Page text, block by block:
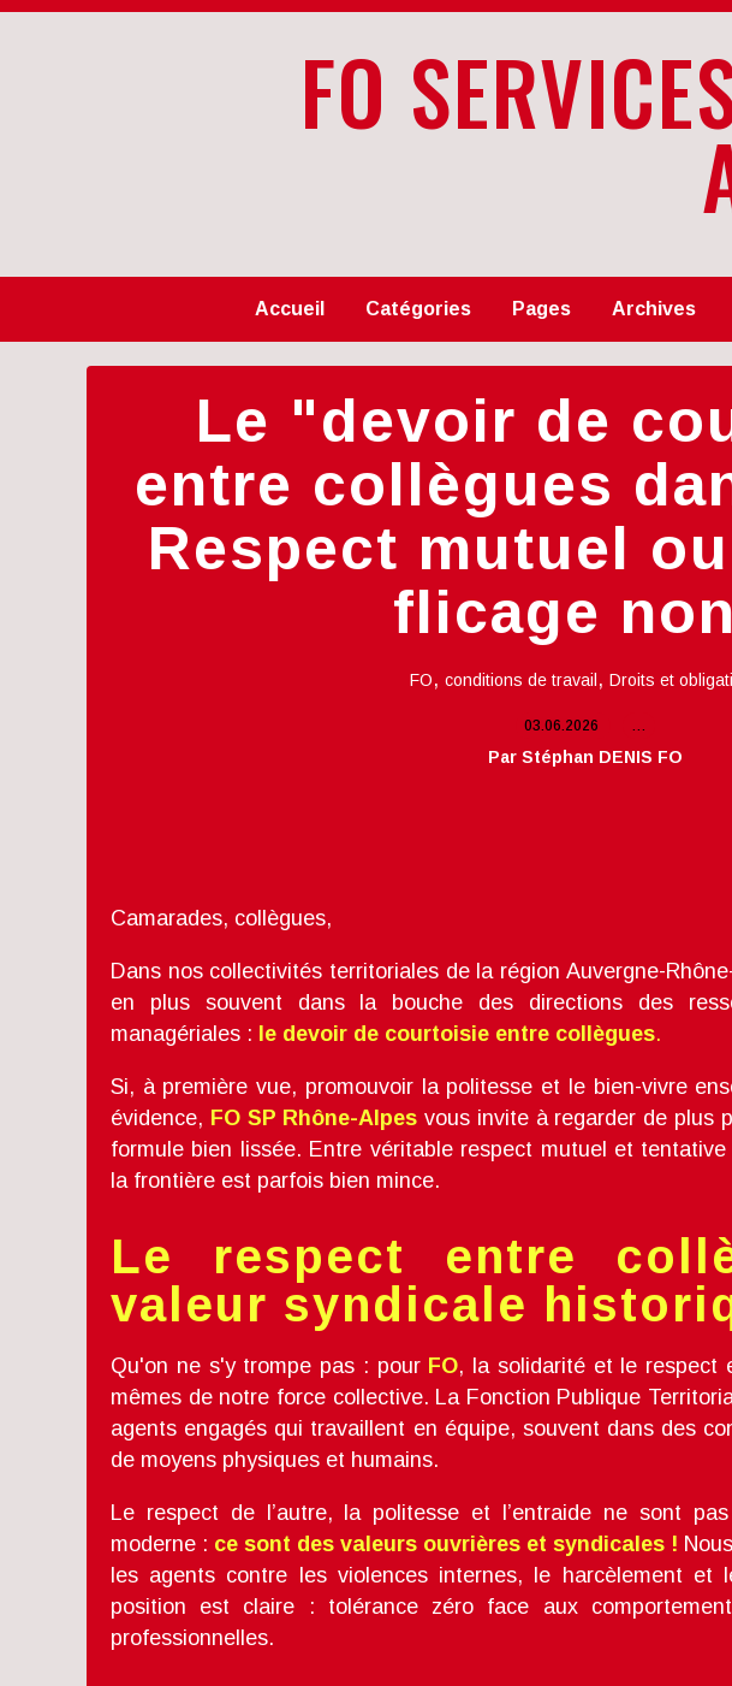
FO
Accueil Catégories Pages Archives
Le "devoir de
entre collègues
Respect mutuel
flicage
FO, conditions de travail , Droits et
03.06.2026 …
Par Stéphan DENIS FO
Camarades, collègues,
Dans nos collectivités territoriales de la région Auvergne-
en plus souvent dans la bouche des directions des
managériales : le devoir de courtoisie entre collègues.
Si, à première vue, promouvoir la politesse et le bien-vivre
évidence, FO SP Rhône-Alpes vous invite à regarder de plus
formule bien lissée. Entre véritable respect mutuel et
la frontière est parfois bien mince.
Le respect entre
valeur syndicale
Qu'on ne s'y trompe pas : pour FO, la solidarité et le respect
mêmes de notre force collective. La Fonction Publique
agents engagés qui travaillent en équipe, souvent dans des
de moyens physiques et humains.
Le respect de l’autre, la politesse et l’entraide ne sont
moderne : ce sont des valeurs ouvrières et syndicales !
les agents contre les violences internes, le harcèlement et
position est claire : tolérance zéro face aux
professionnelles.